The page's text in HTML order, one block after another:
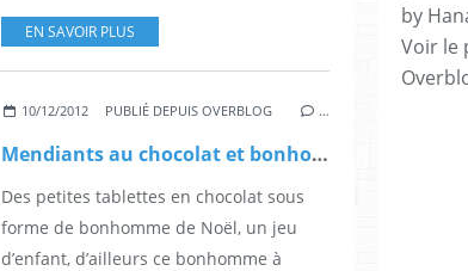
EN SAVOIR PLUS
10/12/2012 PUBLIÉ DEPUIS OVERBLOG …
Mendiants au chocolat et bonhomme à croquer
Des petites tablettes en chocolat sous
forme de bonhomme de Noël, un jeu
d’enfant, d’ailleurs ce bonhomme à
by
Voir le